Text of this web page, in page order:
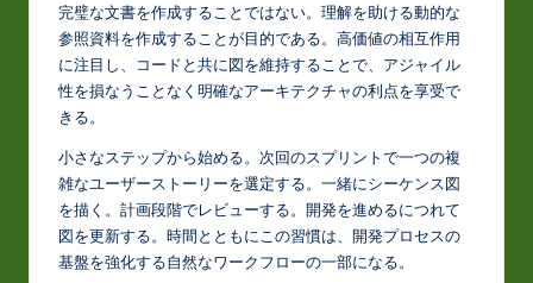
完璧な文書を作成することではない。理解を助ける動的な
参照資料を作成することが目的である。高価値の相互作用
に注目し、コードと共に図を維持することで、アジャイル
性を損なうことなく明確なアーキテクチャの利点を享受で
きる。
小さなステップから始める。次回のスプリントで一つの複
雑なユーザーストーリーを選定する。一緒にシーケンス図
を描く。計画段階でレビューする。開発を進めるにつれて
図を更新する。時間とともにこの習慣は、開発プロセスの
基盤を強化する自然なワークフローの一部になる。